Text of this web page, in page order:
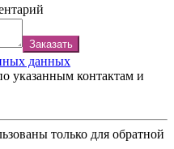
Заказать
данных
указанным контактам и
только для обратной